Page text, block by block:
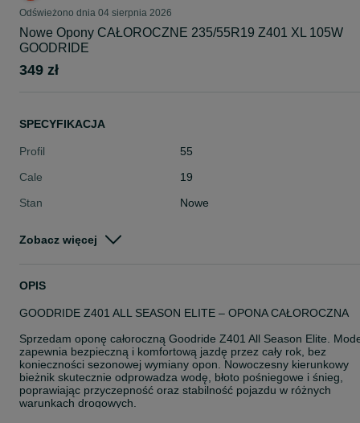
Odświeżono dnia 04 sierpnia 2026
Nowe Opony CAŁOROCZNE 235/55R19 Z401 XL 105W
GOODRIDE
349 zł
SPECYFIKACJA
Profil
55
Cale
19
Stan
Nowe
Szerokość
Zobacz więcej
OPIS
GOODRIDE Z401 ALL SEASON ELITE – OPONA CAŁOROCZNA
Sprzedam oponę całoroczną Goodride Z401 All Season Elite.
zapewnia bezpieczną i komfortową jazdę przez cały rok, bez
konieczności sezonowej wymiany opon. Nowoczesny kierunkowy
bieżnik skutecznie odprowadza wodę, błoto pośniegowe i śnieg,
poprawiając przyczepność oraz stabilność pojazdu w różnych
warunkach drogowych.